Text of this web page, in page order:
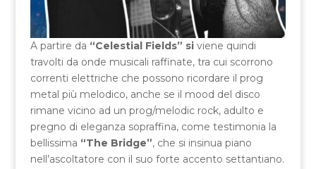
A partire da “Celestial Fields” si viene quindi
travolti da onde musicali raffinate, tra cui scorrono
correnti elettriche che possono ricordare il prog
metal più melodico, anche se il mood del disco
rimane vicino ad un prog/melodic rock, adulto e
pregno di eleganza sopraffina, come testimonia la
bellissima “The Bridge”, che si insinua piano
nell’ascoltatore con il suo forte accento settantiano.